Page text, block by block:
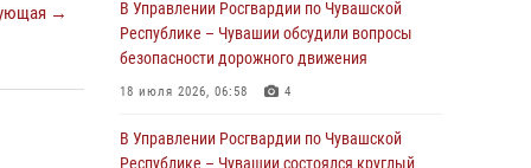
→
профессиональным праздником
01 августа 2026, 00:01
В Чебоксарах при участии спецназа
немаркированной никотиносодержащей
продукции (видео)
В Управлении Росгвардии по Чувашской
Республике – Чувашии обсудили вопросы
безопасности дорожного движения
18 июля 2026, 06:58 4
В Управлении Росгвардии по Чувашской
Республике – Чувашии состоялся круглый